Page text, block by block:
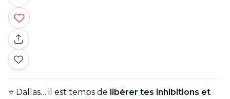
⭐ Dallas… il est temps de libérer tes inhibitions et